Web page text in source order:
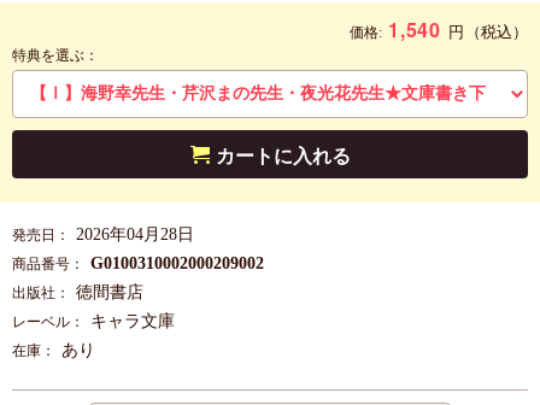
価格: 1,540 円 （税込）
特典を選ぶ：
カートに入れる
発売日： 2026年04月28日
商品番号： G0100310002000209002
出版社： 徳間書店
レーベル： キャラ文庫
在庫： あり